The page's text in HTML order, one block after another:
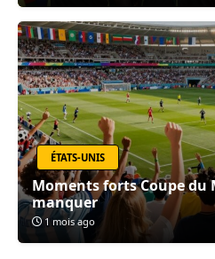
ÉTATS-UNIS
Moments forts Coupe du
manquer
1 mois ago